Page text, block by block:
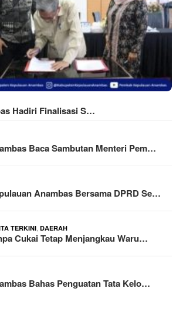
Hadiri Finalisasi S…
Baca Sambutan Menteri Pem…
Anambas Bersama DPRD Se…
TERKINI DAERAH
Cukai Tetap Menjangkau Waru…
Bahas Penguatan Tata Kelo…